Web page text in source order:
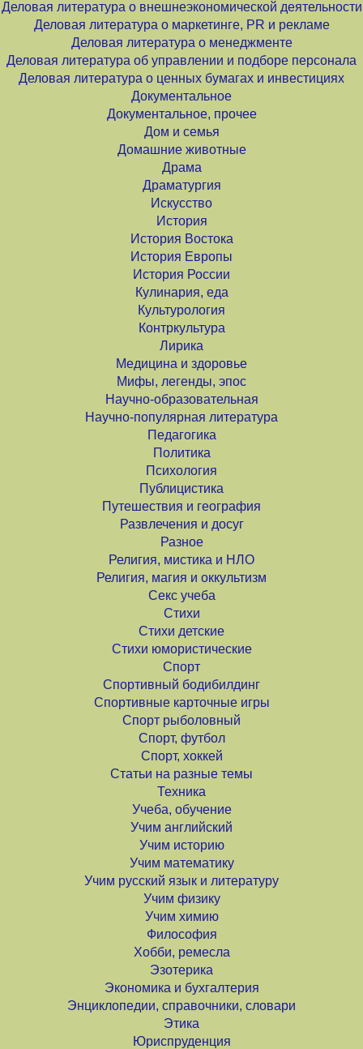
Деловая литература о внешнеэкономической деятельности
Деловая литература о маркетинге, PR и рекламе
Деловая литература о менеджменте
Деловая литература об управлении и подборе персонала
Деловая литература о ценных бумагах и инвестициях
Документальное
Документальное, прочее
Дом и семья
Домашние животные
Драма
Драматургия
Искусство
История
История Востока
История Европы
История России
Кулинария, еда
Культурология
Контркультура
Лирика
Медицина и здоровье
Мифы, легенды, эпос
Научно-образовательная
Научно-популярная литература
Педагогика
Политика
Психология
Публицистика
Путешествия и география
Развлечения и досуг
Разное
Религия, мистика и НЛО
Религия, магия и оккультизм
Секс учеба
Стихи
Стихи детские
Стихи юмористические
Спорт
Спортивный бодибилдинг
Спортивные карточные игры
Спорт рыболовный
Спорт, футбол
Спорт, хоккей
Статьи на разные темы
Техника
Учеба, обучение
Учим английский
Учим историю
Учим математику
Учим русский язык и литературу
Учим физику
Учим химию
Философия
Хобби, ремесла
Эзотерика
Экономика и бухгалтерия
Энциклопедии, справочники, словари
Этика
Юриспруденция